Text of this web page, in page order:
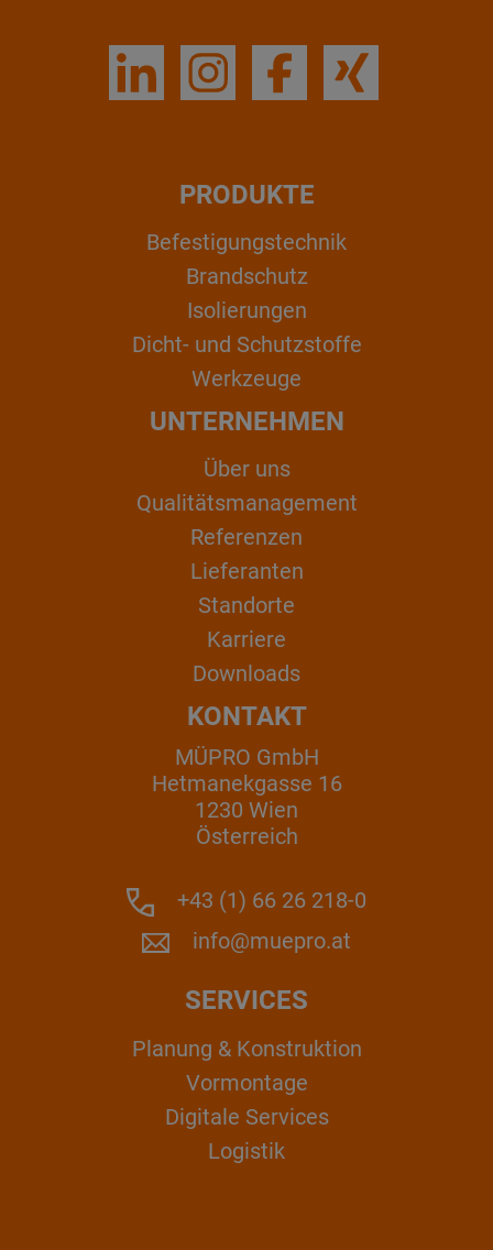
PRODUKTE
Befestigungstechnik
Brandschutz
Isolierungen
Dicht- und Schutzstoffe
Werkzeuge
UNTERNEHMEN
Über uns
Qualitätsmanagement
Referenzen
Lieferanten
Standorte
Karriere
Downloads
KONTAKT
MÜPRO GmbH
Hetmanekgasse 16
1230 Wien
Österreich
+43 (1) 66 26 218-0
info@muepro.at
SERVICES
Planung & Konstruktion
Vormontage
Digitale Services
Logistik